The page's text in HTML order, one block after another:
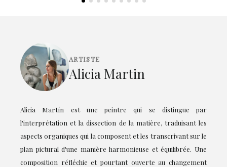
ARTISTE
Alicia Martin
Alicia Martín est une peintre qui se distingue par
l'interprétation et la dissection de la matière, traduisant les
aspects organiques qui la composent et les transcrivant sur le
plan pictural d'une manière harmonieuse et équilibrée. Une
composition réfléchie et pourtant ouverte au changement